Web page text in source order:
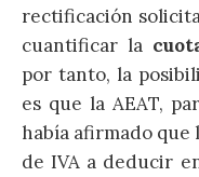
rectificación
cuantificar la
por tanto, la
es que la AEAT,
había afirmado que
de IVA a deducir